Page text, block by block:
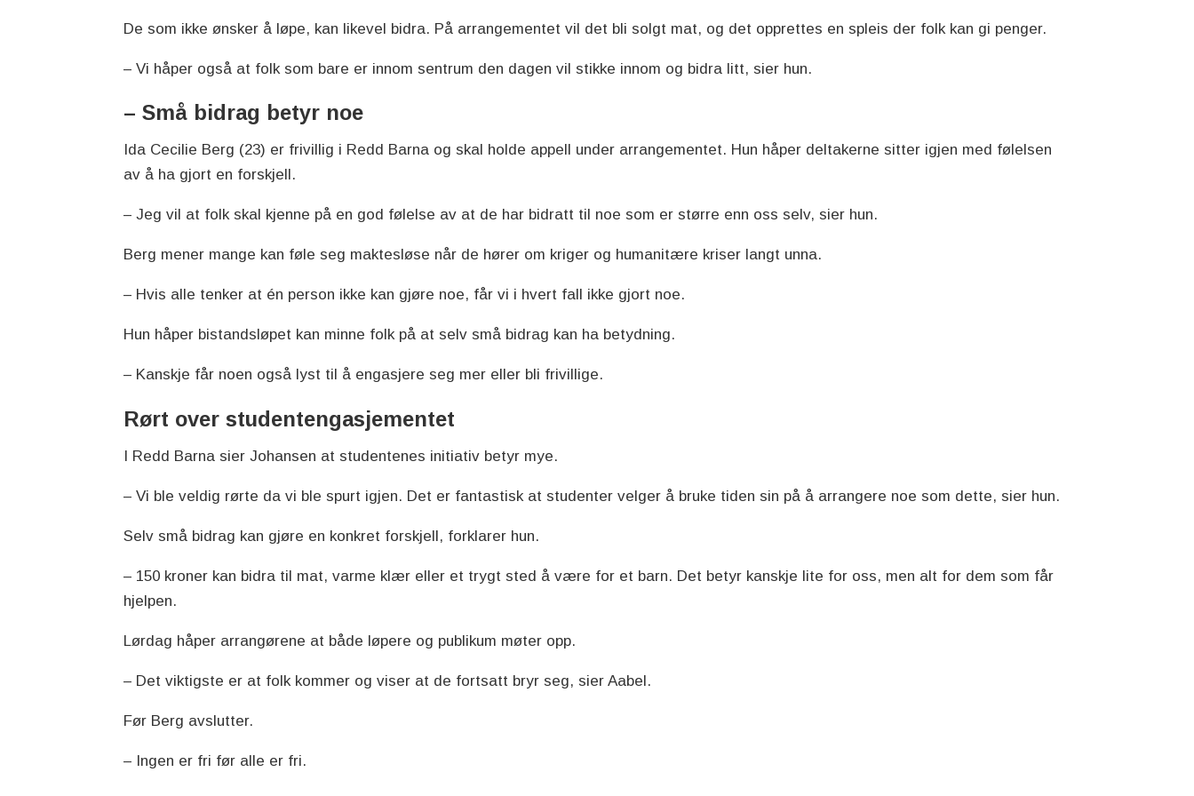
De som ikke ønsker å løpe, kan likevel bidra. På arrangementet vil det bli solgt mat, og det opprettes en spleis der folk kan gi penger.
– Vi håper også at folk som bare er innom sentrum den dagen vil stikke innom og bidra litt, sier hun.
– Små bidrag betyr noe
Ida Cecilie Berg (23) er frivillig i Redd Barna og skal holde appell under arrangementet. Hun håper deltakerne sitter igjen med følelsen
av å ha gjort en forskjell.
– Jeg vil at folk skal kjenne på en god følelse av at de har bidratt til noe som er større enn oss selv, sier hun.
Berg mener mange kan føle seg maktesløse når de hører om kriger og humanitære kriser langt unna.
– Hvis alle tenker at én person ikke kan gjøre noe, får vi i hvert fall ikke gjort noe.
Hun håper bistandsløpet kan minne folk på at selv små bidrag kan ha betydning.
– Kanskje får noen også lyst til å engasjere seg mer eller bli frivillige.
Rørt over studentengasjementet
I Redd Barna sier Johansen at studentenes initiativ betyr mye.
– Vi ble veldig rørte da vi ble spurt igjen. Det er fantastisk at studenter velger å bruke tiden sin på å arrangere noe som dette, sier hun.
Selv små bidrag kan gjøre en konkret forskjell, forklarer hun.
– 150 kroner kan bidra til mat, varme klær eller et trygt sted å være for et barn. Det betyr kanskje lite for oss, men alt for dem som får
hjelpen.
Lørdag håper arrangørene at både løpere og publikum møter opp.
– Det viktigste er at folk kommer og viser at de fortsatt bryr seg, sier Aabel.
Før Berg avslutter.
– Ingen er fri før alle er fri.